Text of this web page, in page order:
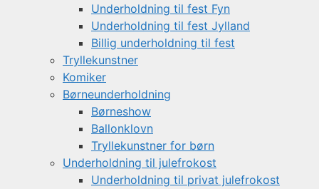
Underholdning til fest Fyn
Underholdning til fest Jylland
Billig underholdning til fest
Tryllekunstner
Komiker
Børneunderholdning
Børneshow
Ballonklovn
Tryllekunstner for børn
Underholdning til julefrokost
Underholdning til privat julefrokost